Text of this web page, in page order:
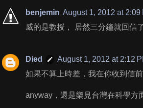
benjemin August 1, 2012 at 2:09
威的是教授， 居然三分鐘就回信
Died
August 1, 2012 at 2:12
如果不算上時差，我在你收到信
anyway，還是樂見台灣在科學方